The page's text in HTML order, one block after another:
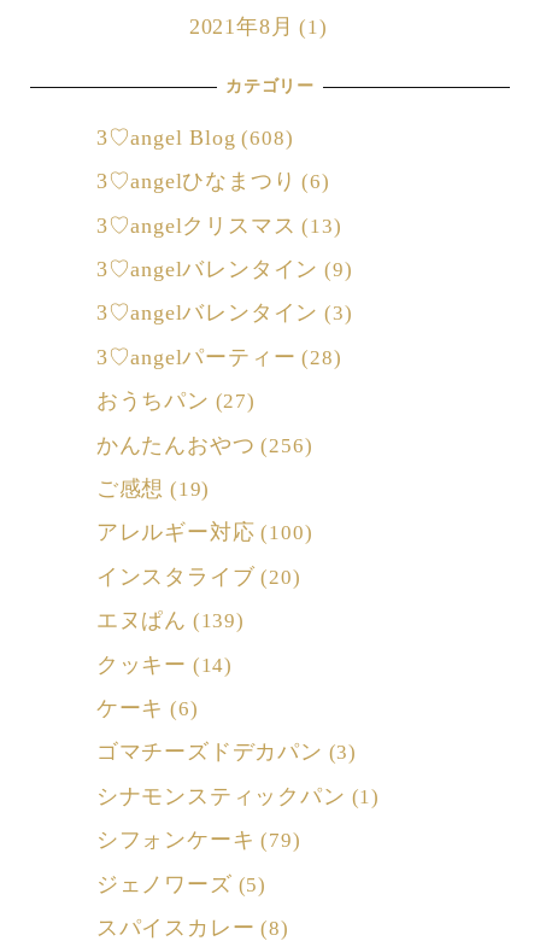
2021年8月 (1)
カテゴリー
3♡angel Blog (608)
3♡angelひなまつり (6)
3♡angelクリスマス (13)
3♡angelバレンタイン (9)
3♡angelバレンタイン (3)
3♡angelパーティー (28)
おうちパン (27)
かんたんおやつ (256)
ご感想 (19)
アレルギー対応 (100)
インスタライブ (20)
エヌぱん (139)
クッキー (14)
ケーキ (6)
ゴマチーズドデカパン (3)
シナモンスティックパン (1)
シフォンケーキ (79)
ジェノワーズ (5)
スパイスカレー (8)